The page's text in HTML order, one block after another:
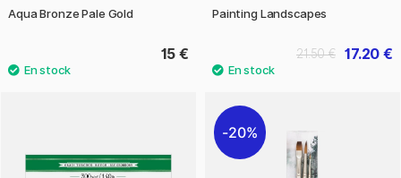
Aqua Bronze Pale Gold
15 €
Painting Landscapes
17.20 €
21.50 €
20%